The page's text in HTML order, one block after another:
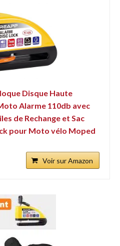
Disque Haute
Alarme 110db avec
de Rechange et Sac
pour Moto vélo Moped
Voir sur Amazon